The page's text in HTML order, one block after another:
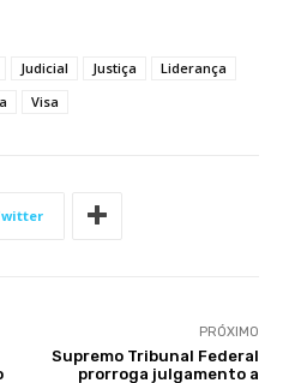
Judicial Justiça
Liderança
Visa
PRÓXIMO
Supremo Tribunal Federal
prorroga julgamento a